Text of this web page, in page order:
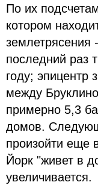
По их
котором
землетрясения
последний раз
году; эпицентр
между
примерно 5,3
домов.
произойти еще
Йорк "живет в
увеличивается.